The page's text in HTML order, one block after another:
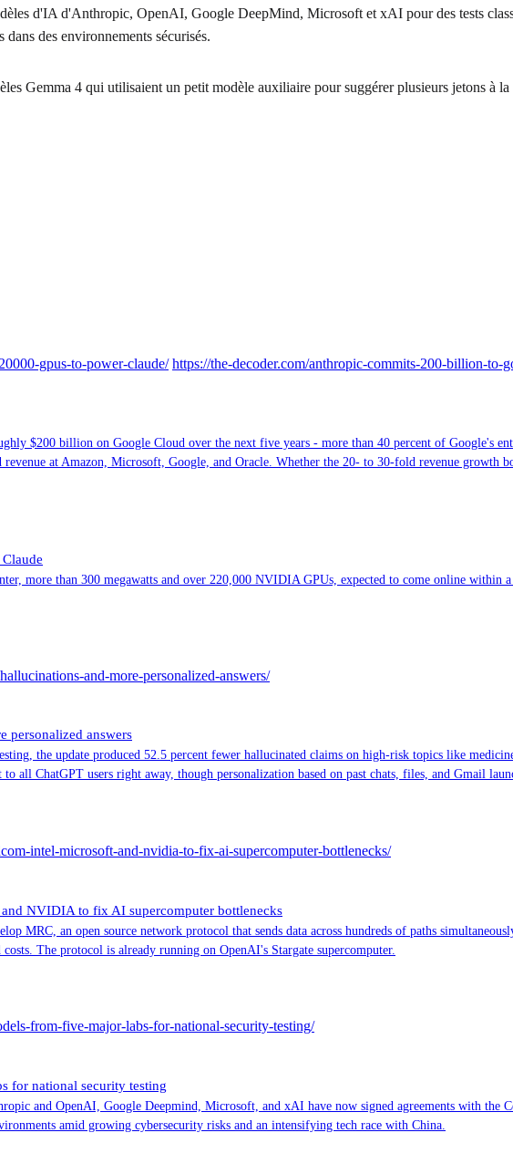
d'IA d'Anthropic, OpenAI, Google DeepMind, Microsoft et xAI pour des tests
des environnements sécurisés.
Gemma 4 qui utilisaient un petit modèle auxiliaire pour suggérer plusieurs jetons à
gpus-to-power-claude/ https://the-decoder.com/anthropic-commits-200-billion-to-
$200 billion on Google Cloud over the next five years - more than 40 percent of Google's
at Amazon, Microsoft, Google, and Oracle. Whether the 20- to 30-fold revenue growth
more than 300 megawatts and over 220,000 NVIDIA GPUs, expected to come online within
and-more-personalized-answers/
personalized answers
the update produced 52.5 percent fewer hallucinated claims on high-risk topics like
all ChatGPT users right away, though personalization based on past chats, files, and Gmail
intel-microsoft-and-nvidia-to-fix-ai-supercomputer-bottlenecks/
NVIDIA to fix AI supercomputer bottlenecks
an open source network protocol that sends data across hundreds of paths
The protocol is already running on OpenAI's Stargate supercomputer.
from-five-major-labs-for-national-security-testing/
for national security testing
and OpenAI, Google Deepmind, Microsoft, and xAI have now signed agreements with the
amid growing cybersecurity risks and an intensifying tech race with China.